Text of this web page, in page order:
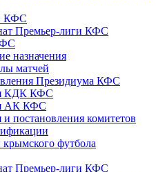
КФС
Премьер-лиги КФС
назначения
матчей
Президиума КФС
КДК КФС
АК КФС
постановления комитетов
футбола
Премьер-лиги КФС